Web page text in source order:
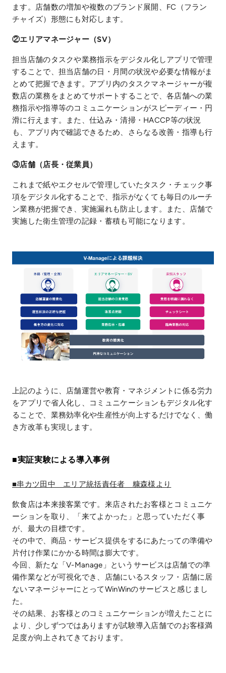
ます。店舗数の増加や複数のブランド展開、FC（フラン
チャイズ）形態にも対応します。
②エリアマネージャー（SV）
担当店舗のタスクや業務指示をデジタル化しアプリで管理
することで、担当店舗の日・月間の状況や必要な情報がま
とめて把握できます。アプリ内のタスクマネージャーが複
数店の業務をまとめてサポートすることで、各店舗への業
務指示や指導等のコミュニケーションがスピーディー・円
滑に行えます。また、仕込み・清掃・HACCP等の状況
も、アプリ内で確認できるため、さらなる改善・指導も行
えます。
③店舗（店長・従業員）
これまで紙やエクセルで管理していたタスク・チェック事
項をデジタル化することで、指示がなくても毎日のルーチ
ン業務が把握でき、実施漏れも防止します。また、店舗で
実施した衛生管理の記録・蓄積も可能になります。
上記のように、店舗運営や教育・マネジメントに係る労力
をアプリで省人化し、コミュニケーションもデジタル化す
ることで、業務効率化や生産性が向上するだけでなく、働
き方改革も実現します。
■実証実験による導入事例
■串カツ田中 エリア統括責任者 糠森様より
飲食店は本来接客業です。来店されたお客様とコミュニケ
ーションを取り、「来てよかった」と思っていただく事
が、最大の目標です。
その中で、商品・サービス提供をするにあたっての準備や
片付け作業にかかる時間は膨大です。
今回、新たな「V-Manage」というサービスは店舗での準
備作業などが可視化でき、店舗にいるスタッフ・店舗に居
ないマネージャーにとってWinWinのサービスと感じまし
た。
その結果、お客様とのコミュニケーションが増えたことに
より、少しずつではありますが試験導入店舗でのお客様満
足度が向上されてきております。